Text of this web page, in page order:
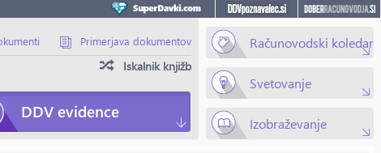
Primerjava dokumentov
Iskalnik knjižb
DDV evidence
Računovodski koledar
Svetovanje
Izobraževanje